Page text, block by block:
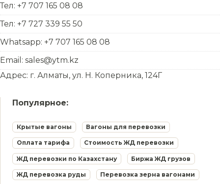
Тел: +7 707 165 08 08
Тел: +7 727 339 55 50
Whatsapp: +7 707 165 08 08
Email: sales@ytm.kz
Адрес: г. Алматы, ул. Н. Коперника, 124Г
Популярное:
Крытые вагоны Вагоны для перевозки
Оплата тарифа Стоимость ЖД перевозки
ЖД перевозки по Казахстану Биржа ЖД грузов
ЖД перевозка руды Перевозка зерна вагонами